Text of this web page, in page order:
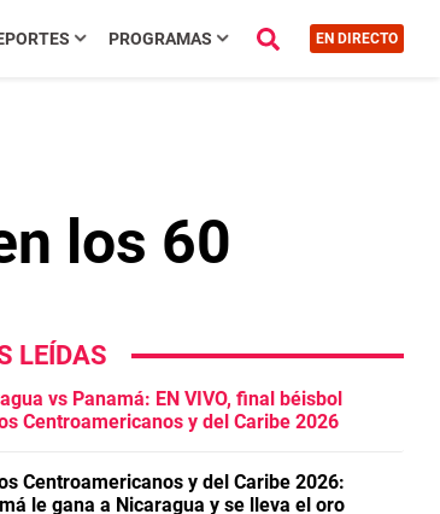
PROGRAMAS EN DIRECTO
los 60
LEÍDAS
vs Panamá: EN VIVO, final béisbol
Centroamericanos y del Caribe 2026
Centroamericanos y del Caribe 2026:
le gana a Nicaragua y se lleva el oro